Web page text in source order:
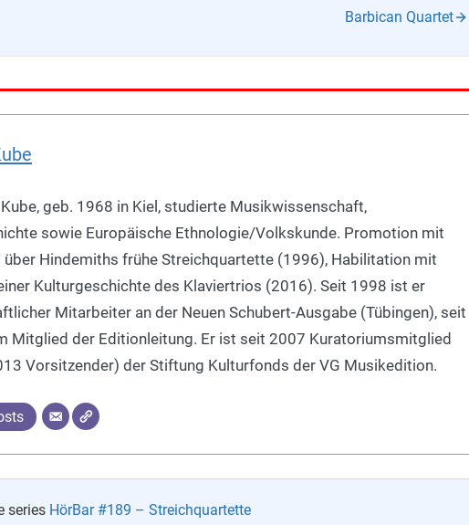
Barbican Quartet
geb. 1968 in Kiel, studierte Musikwissenschaft,
sowie Europäische Ethnologie/Volkskunde. Promotion mit
über Hindemiths frühe Streichquartette (1996), Habilitation mit
Kulturgeschichte des Klaviertrios (2016). Seit 1998 ist er
Mitarbeiter an der Neuen Schubert-Ausgabe (Tübingen), seit
Mitglied der Editionleitung. Er ist seit 2007 Kuratoriumsmitglied
Vorsitzender) der Stiftung Kulturfonds der VG Musikedition.
series HörBar #189 – Streichquartette